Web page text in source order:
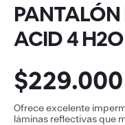
ACID 4
$229.000
Ofrece excelente
láminas reflectivas que